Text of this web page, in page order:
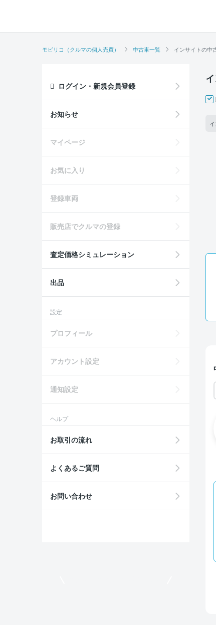
モビリコ（クルマの個人売買） 中古車一覧 インサイトの中
ログイン・新規会員登録
お知らせ
マイページ
お気に入り
登録車両
販売店でクルマの登録
査定価格シミュレーション
出品
設定
プロフィール
アカウント設定
通知設定
ヘルプ
お取引の流れ
よくあるご質問
お問い合わせ